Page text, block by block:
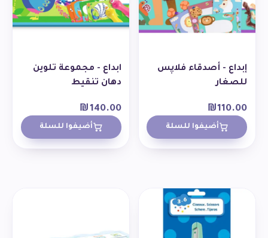
إبداع - أصدقاء فلاپس
للصغار
₪110.00
أضيفوا للسلة
ابداع - مجموعة تلوين
دهان تنقيط
₪140.00
أضيفوا للسلة